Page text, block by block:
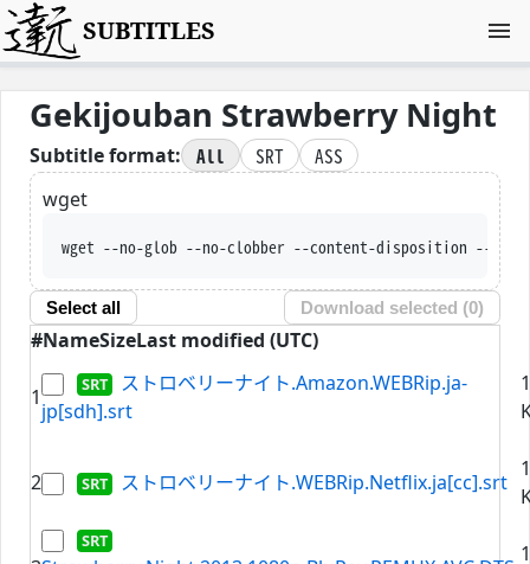
SUBTITLES
Gekijouban Strawberry Night
Subtitle format: All SRT
ASS
wget
wget --no-glob --no-clobber --content-disposition --trust-server-
Select all Download selected (0)
#NameSizeLast modified (UTC)
1
ストロベリーナイト.Amazon.WEBRip.ja-
jp[sdh].srt
2 ストロベリーナイト.WEBRip.Netflix.ja[cc].srt